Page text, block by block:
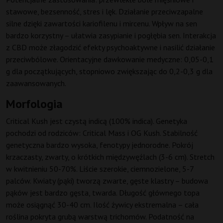
stawowe, bezsenność, stres i lęk. Działanie przeciwzapalne
silne dzięki zawartości kariofilenu i mircenu. Wpływ na sen
bardzo korzystny – ułatwia zasypianie i pogłębia sen. Interakcja
z CBD może złagodzić efekty psychoaktywne i nasilić działanie
przeciwbólowe. Orientacyjne dawkowanie medyczne: 0,05-0,1
g dla początkujących, stopniowo zwiększając do 0,2-0,3 g dla
zaawansowanych.
Morfologia
Critical Kush jest czystą indicą (100% indica). Genetyka
pochodzi od rodziców: Critical Mass i OG Kush. Stabilność
genetyczna bardzo wysoka, fenotypy jednorodne. Pokrój
krzaczasty, zwarty, o krótkich międzywęźlach (3-6 cm). Stretch
w kwitnieniu 50-70%. Liście szerokie, ciemnozielone, 5-7
palców. Kwiaty (pąki) tworzą zwarte, gęste klastry – budowa
pąków jest bardzo gęsta, twarda. Długość głównego topa
może osiągnąć 30-40 cm. Ilość żywicy ekstremalna – cała
roślina pokryta grubą warstwą trichomów. Podatność na